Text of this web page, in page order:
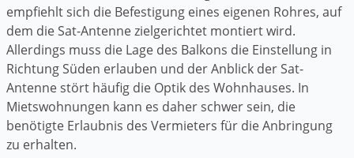
empfiehlt sich die Befestigung eines eigenen Rohres, auf
dem die Sat-Antenne zielgerichtet montiert wird.
Allerdings muss die Lage des Balkons die Einstellung in
Richtung Süden erlauben und der Anblick der Sat-
Antenne stört häufig die Optik des Wohnhauses. In
Mietswohnungen kann es daher schwer sein, die
benötigte Erlaubnis des Vermieters für die Anbringung
zu erhalten.